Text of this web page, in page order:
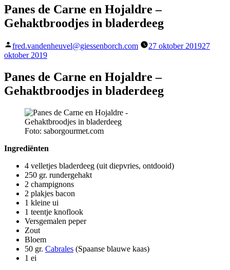
Panes de Carne en Hojaldre –
Gehaktbroodjes in bladerdeeg
Geplaatst
door
fred.vandenheuvel@giessenborch.com 27 oktober 201927
oktober 2019
Panes de Carne en Hojaldre –
Gehaktbroodjes in bladerdeeg
Foto: saborgourmet.com
Ingrediënten
4 velletjes bladerdeeg (uit diepvries, ontdooid)
250 gr. rundergehakt
2 champignons
2 plakjes bacon
1 kleine ui
1 teentje knoflook
Versgemalen peper
Zout
Bloem
50 gr. Cabrales (Spaanse blauwe kaas)
1 ei